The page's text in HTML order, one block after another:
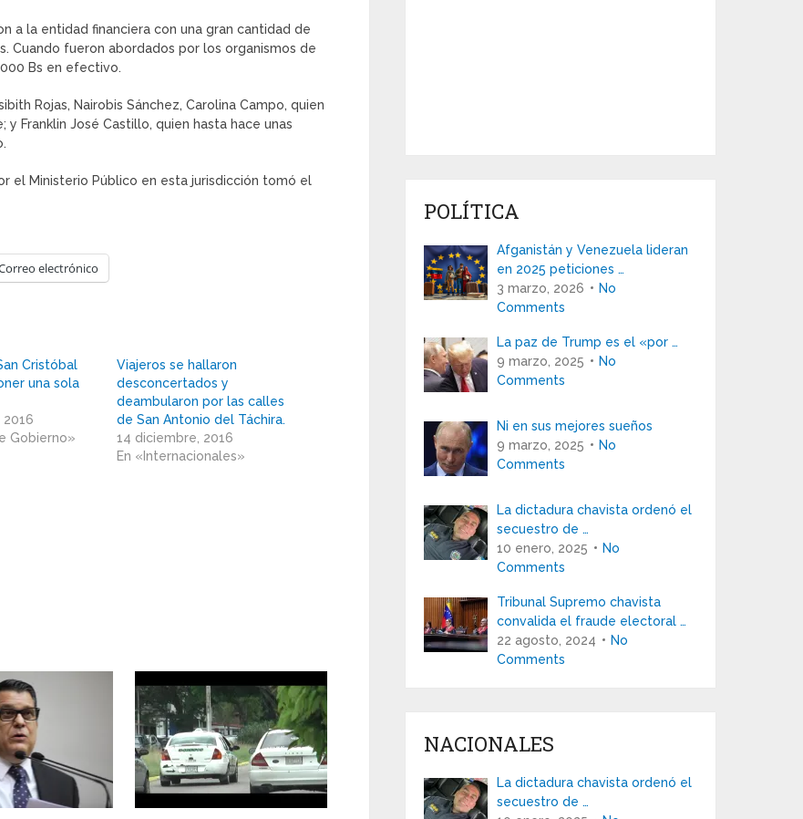
a la entidad financiera con una gran cantidad de
Cuando fueron abordados por los organismos de
Bs en efectivo.
Rojas, Nairobis Sánchez, Carolina Campo, quien
Franklin José Castillo, quien hasta hace unas
el Ministerio Público en esta jurisdicción tomó el
electrónico
Cristóbal
una sola
Gobierno»
Viajeros se hallaron
desconcertados y
deambularon por las calles
de San Antonio del Táchira.
14 diciembre, 2016
En «Internacionales»
POLÍTICA
Afganistán y Venezuela lideran
en 2025 peticiones …
3 marzo, 2026
No
Comments
La paz de Trump es el «por …
9 marzo, 2025
No
Comments
Ni en sus mejores sueños
9 marzo, 2025
No
Comments
La dictadura chavista ordenó el
secuestro de …
10 enero, 2025
No
Comments
Tribunal Supremo chavista
convalida el fraude electoral …
22 agosto, 2024
No
Comments
NACIONALES
La dictadura chavista ordenó el
secuestro de …